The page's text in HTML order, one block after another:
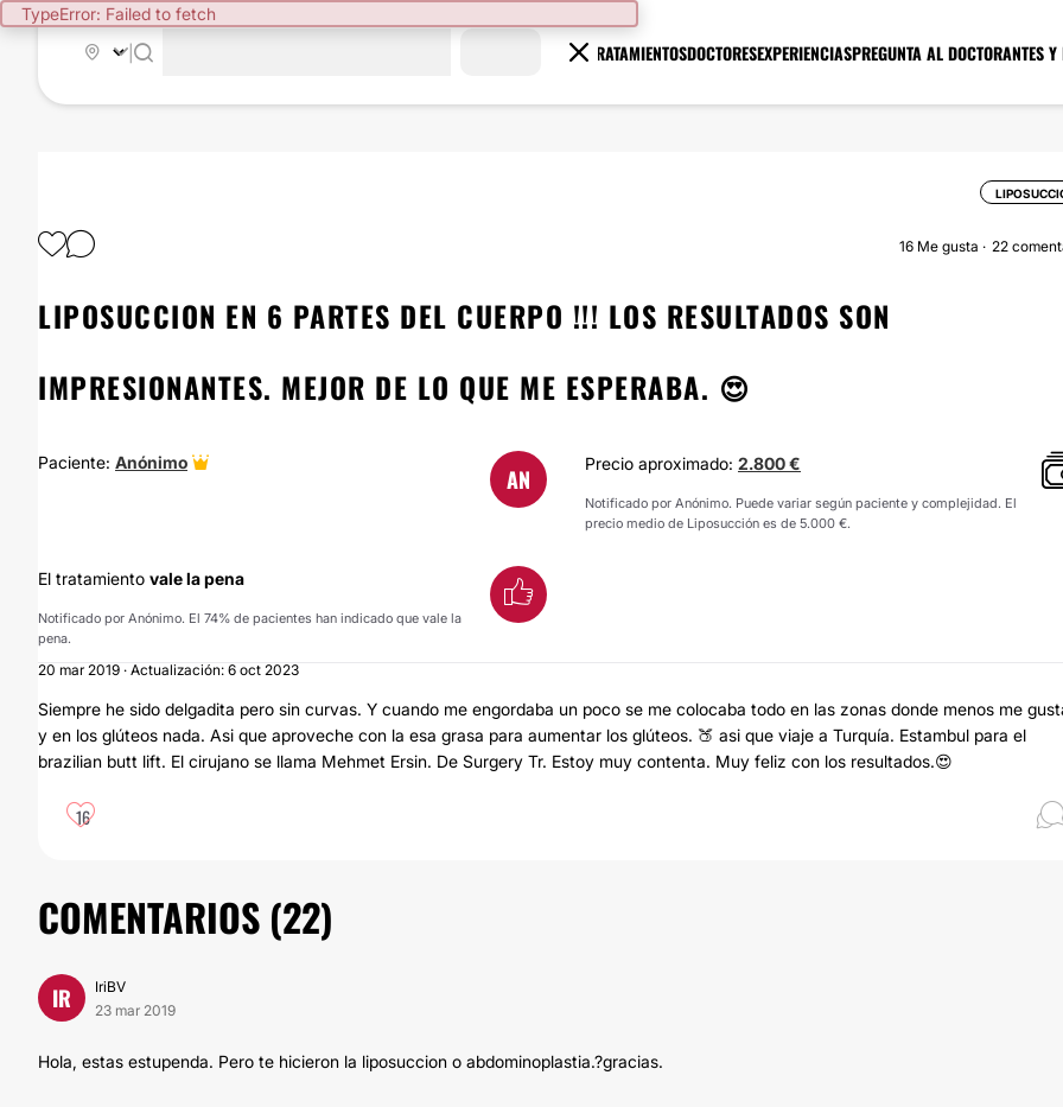
TypeError: Failed to fetch
TRATAMIENTOSDOCTORESEXPERIENCIASPREGUNTA AL DOCTORANTES Y
16 Me gusta 22
LIPOSUCCION EN 6 PARTES DEL CUERPO !!! LOS RESULTADOS SON
IMPRESIONANTES. MEJOR DE LO QUE ME ESPERABA. 😍
Paciente: Anónimo
AN Precio aproximado: 2.800 €
Notificado por Anónimo. Puede variar según paciente y complejidad. El
precio medio de Liposucción es de 5.000 €.
El tratamiento vale la pena
Notificado por Anónimo. El 74% de pacientes han indicado que vale la
pena.
20 mar 2019 · Actualización: 6 oct 2023
Siempre he sido delgadita pero sin curvas. Y cuando me engordaba un poco se me colocaba todo en las zonas donde menos me
y en los glúteos nada. Asi que aproveche con la esa grasa para aumentar los glúteos. 🍑 asi que viaje a Turquía. Estambul para el
brazilian butt lift. El cirujano se llama Mehmet Ersin. De Surgery Tr. Estoy muy contenta. Muy feliz con los resultados.😍
16
COMENTARIOS (22)
IR
IriBV
23 mar 2019
Hola, estas estupenda. Pero te hicieron la liposuccion o abdominoplastia.?gracias.